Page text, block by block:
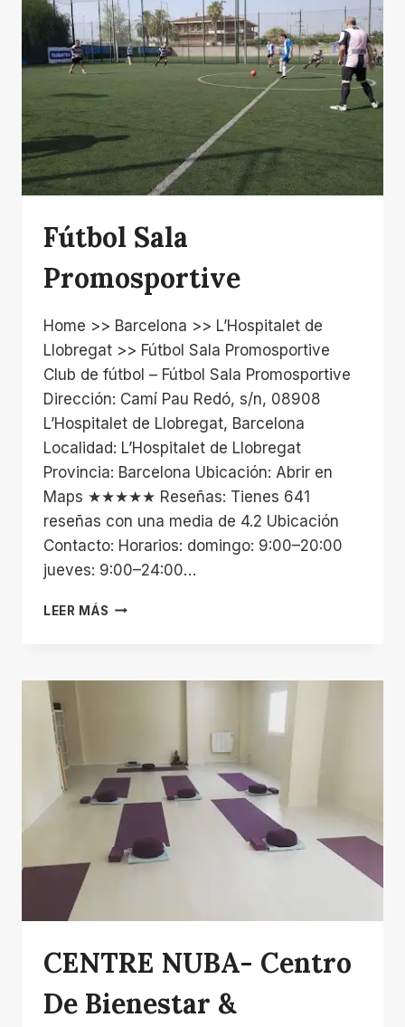
Fútbol Sala
Promosportive
Home >> Barcelona >> L’Hospitalet de
Llobregat >> Fútbol Sala Promosportive
Club de fútbol – Fútbol Sala Promosportive
Dirección: Camí Pau Redó, s/n, 08908
L’Hospitalet de Llobregat, Barcelona
Localidad: L’Hospitalet de Llobregat
Provincia: Barcelona Ubicación: Abrir en
Maps ★★★★★ Reseñas: Tienes 641
reseñas con una media de 4.2 Ubicación
Contacto: Horarios: domingo: 9:00–20:00
jueves: 9:00–24:00…
LEER MÁS FÚTBOL
CENTRE NUBA- Centro
De Bienestar &